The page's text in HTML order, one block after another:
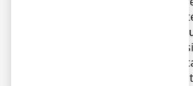
Pharmacovigilance - Site
www.signalement-
En signalant les effets
contribuez à fournir
d’informations sur la